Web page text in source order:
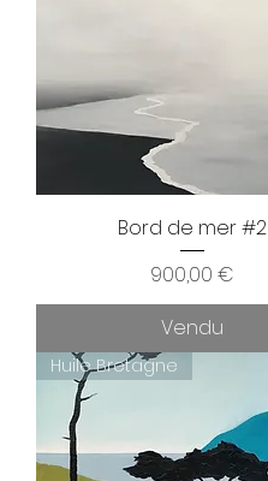
Bord de mer #2
Prix
900,00 €
Vendu
Huile Bretagne